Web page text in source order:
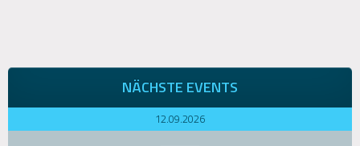
NÄCHSTE EVENTS
12.09.2026